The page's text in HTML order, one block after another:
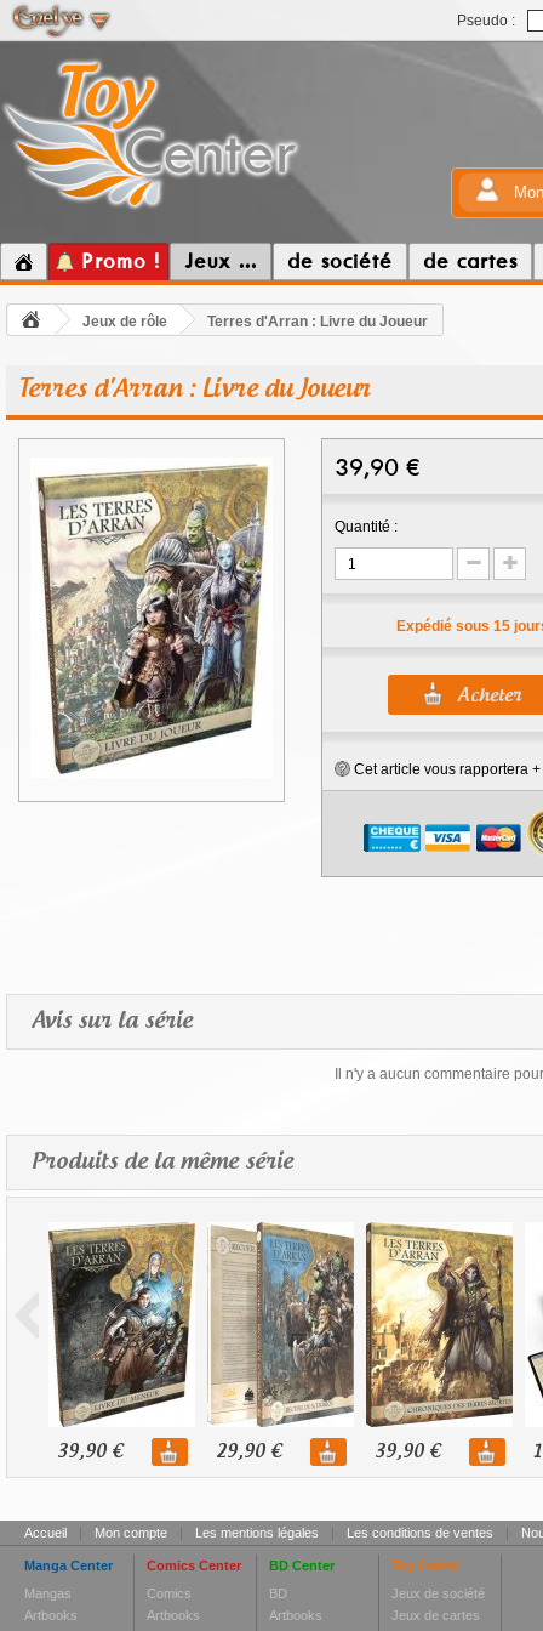
Pseudo :
Promo ! Jeux ... de société de cartes
Jeux de rôle Terres d'Arran : Livre du Joueur
Terres d'Arran : Livre du Joueur
39,90 €
Quantité :
Expédié sous 15
Cet article vous rapportera +
Avis sur la série
Il n'y a aucun commentaire
Produits de la même série
39,90 € 29,90 € 39,90 €
Accueil | Mon compte | Les mentions légales | Les conditions de ventes |
Manga Center
Mangas
Artbooks
Comics Center
Comics
Artbooks
BD Center
BD
Artbooks
Toy Center
Jeux de société
Jeux de cartes